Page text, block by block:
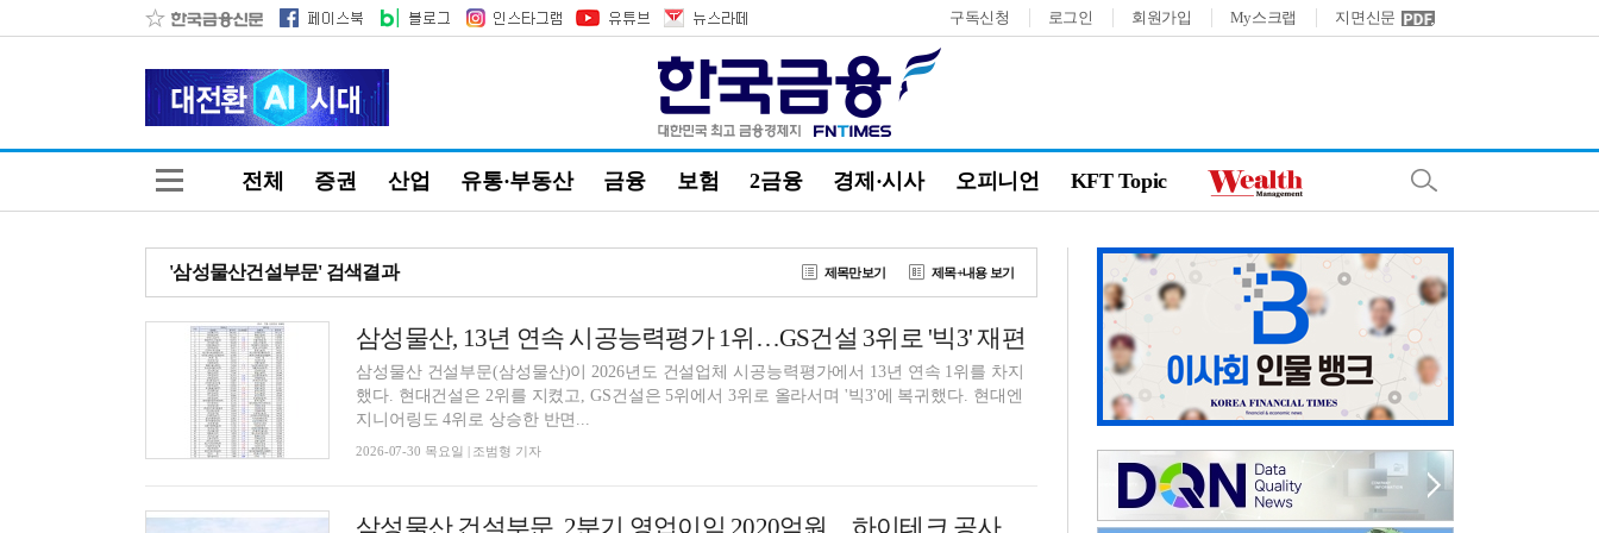
구독신청 로그인 회원가입 My스크랩 지면신문
전체 증권 산업 유통·부동산 금융 보험 2금융 경제·시사 오피니언 KFT Topic
'삼성물산건설부문' 검색결과 제목만보기 제목+내용 보기
삼성물산, 13년 연속 시공능력평가 1위…GS건설 3위로 '빅3' 재편
삼성물산 건설부문(삼성물산)이 2026년도 건설업체 시공능력평가에서 13년 연속 1위를 차지
했다. 현대건설은 2위를 지켰고, GS건설은 5위에서 3위로 올라서며 '빅3'에 복귀했다. 현대엔
지니어링도 4위로 상승한 반면...
2026-07-30 목요일 | 조범형 기자